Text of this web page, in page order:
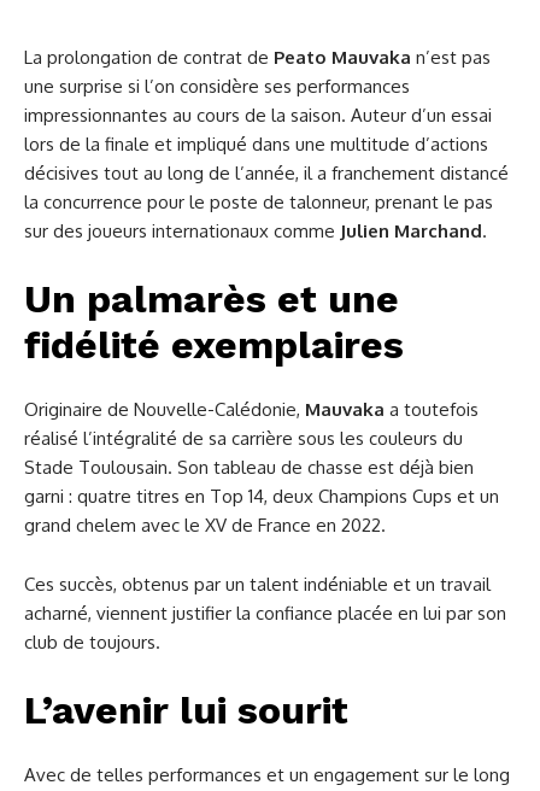
La prolongation de contrat de Peato Mauvaka n’est pas
une surprise si l’on considère ses performances
impressionnantes au cours de la saison. Auteur d’un essai
lors de la finale et impliqué dans une multitude d’actions
décisives tout au long de l’année, il a franchement distancé
la concurrence pour le poste de talonneur, prenant le pas
sur des joueurs internationaux comme Julien Marchand.
Un palmarès et une
fidélité exemplaires
Originaire de Nouvelle-Calédonie, Mauvaka a toutefois
réalisé l’intégralité de sa carrière sous les couleurs du
Stade Toulousain. Son tableau de chasse est déjà bien
garni : quatre titres en Top 14, deux Champions Cups et un
grand chelem avec le XV de France en 2022.
Ces succès, obtenus par un talent indéniable et un travail
acharné, viennent justifier la confiance placée en lui par son
club de toujours.
L’avenir lui sourit
Avec de telles performances et un engagement sur le long